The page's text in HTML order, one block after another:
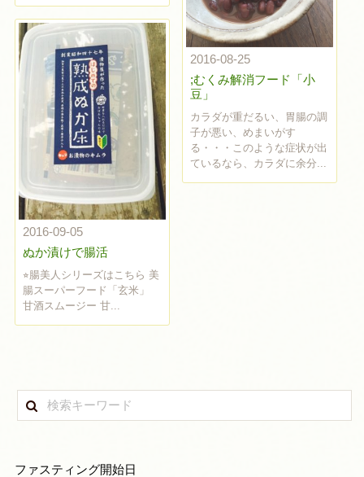
2016-08-25
;むくみ解消フード「小
豆」
カラダが重だるい、胃腸の調
子が悪い、めまいがす
る・・・このような症状が出
ているなら、カラダに余分...
2016-09-05
ぬか漬けで腸活
⭐︎腸美人シリーズはこちら 美
腸スーパーフード「玄米」
甘酒スムージー 甘...
ファスティング開始日